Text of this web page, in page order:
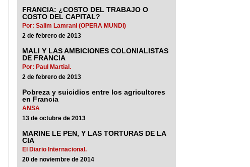
FRANCIA: ¿COSTO DEL TRABAJO O
COSTO DEL CAPITAL?
Por: Salim Lamrani (OPERA MUNDI)
2 de febrero de 2013
MALI Y LAS AMBICIONES COLONIALISTAS
DE FRANCIA
Por: Paul Martial.
2 de febrero de 2013
Pobreza y suicidios entre los agricultores
en Francia
ANSA
13 de octubre de 2013
MARINE LE PEN, Y LAS TORTURAS DE LA
CIA
El Diario Internacional.
20 de noviembre de 2014